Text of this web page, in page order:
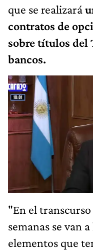
que se realizará
contratos de
sobre títulos del
bancos.
"En el
semanas se van
elementos que